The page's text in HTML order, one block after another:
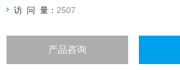
访 问 量： 2507
产品咨询